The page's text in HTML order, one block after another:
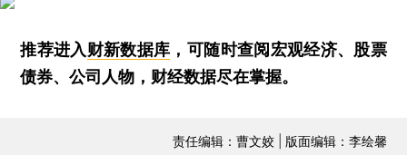
推荐进入财新数据库 ，可随时查阅宏观经济、股票
债券、公司人物，财经数据尽在掌握。
责任编辑：曹文姣 | 版面编辑：李绘馨